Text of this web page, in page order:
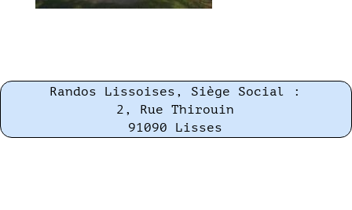
Randos Lissoises, Siège Social :
2, Rue Thirouin
91090 Lisses